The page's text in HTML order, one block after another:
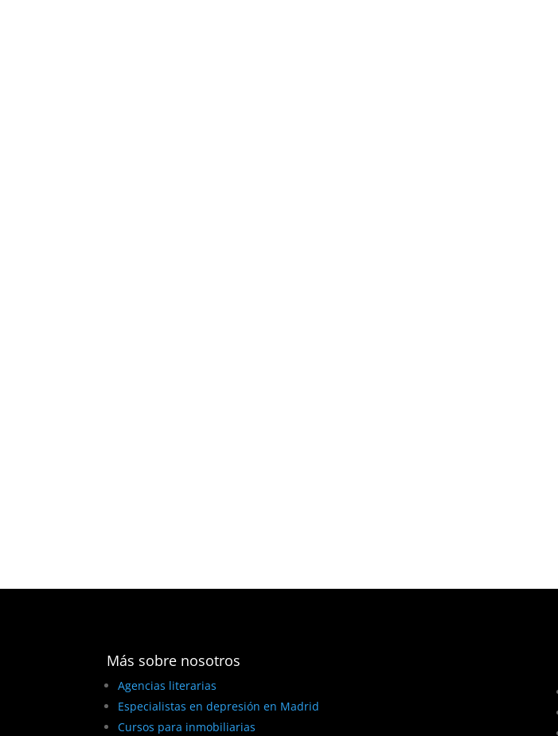
Más sobre nosotros
Agencias literarias
Especialistas en depresión en Madrid
Cursos para inmobiliarias